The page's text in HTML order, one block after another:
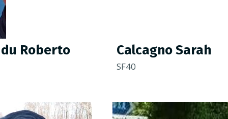
Roberto Calcagno Sarah
SF40